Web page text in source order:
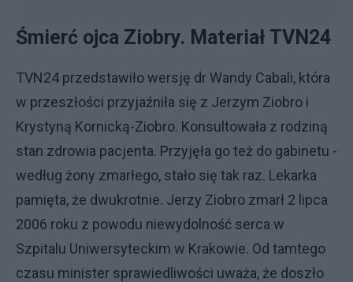
Śmierć ojca Ziobry. Materiał TVN24
TVN24 przedstawiło wersję dr Wandy Cabali, która
w przeszłości przyjaźniła się z Jerzym Ziobro i
Krystyną Kornicką-Ziobro. Konsultowała z rodziną
stan zdrowia pacjenta. Przyjęła go też do gabinetu -
według żony zmarłego, stało się tak raz. Lekarka
pamięta, że dwukrotnie. Jerzy Ziobro zmarł 2 lipca
2006 roku z powodu niewydolność serca w
Szpitalu Uniwersyteckim w Krakowie. Od tamtego
czasu minister sprawiedliwości uważa, że doszło